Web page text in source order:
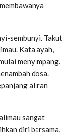
sembunyi. Takut
Kata ayah,
menyimpang.
dosa.
aliran
sangat
diri bersama,